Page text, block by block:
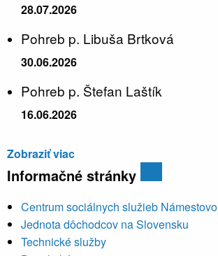
28.07.2026
Pohreb p. Libuša Brtková
30.06.2026
Pohreb p. Štefan Laštík
16.06.2026
Zobraziť viac
Informačné stránky
Centrum sociálnych služieb Námestovo
Jednota dôchodcov na Slovensku
Technické služby